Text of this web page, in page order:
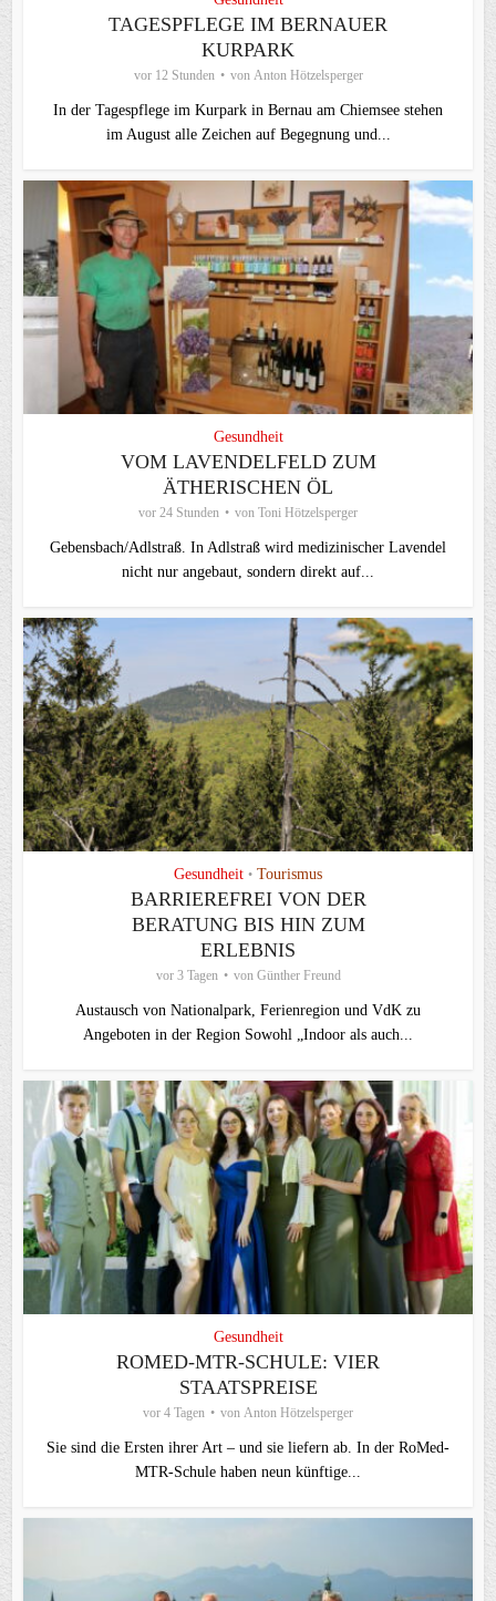
TAGESPFLEGE IM BERNAUER
KURPARK
vor 12 Stunden von Anton Hötzelsperger
In der Tagespflege im Kurpark in Bernau am Chiemsee stehen
im August alle Zeichen auf Begegnung und...
Gesundheit
VOM LAVENDELFELD ZUM
ÄTHERISCHEN ÖL
vor 24 Stunden von Toni Hötzelsperger
Gebensbach/Adlstraß. In Adlstraß wird medizinischer Lavendel
nicht nur angebaut, sondern direkt auf...
Gesundheit • Tourismus
BARRIEREFREI VON DER
BERATUNG BIS HIN ZUM
ERLEBNIS
vor 3 Tagen von Günther Freund
Austausch von Nationalpark, Ferienregion und VdK zu
Angeboten in der Region Sowohl „Indoor als auch...
Gesundheit
ROMED-MTR-SCHULE: VIER
STAATSPREISE
vor 4 Tagen von Anton Hötzelsperger
Sie sind die Ersten ihrer Art – und sie liefern ab. In der RoMed-
MTR-Schule haben neun künftige...